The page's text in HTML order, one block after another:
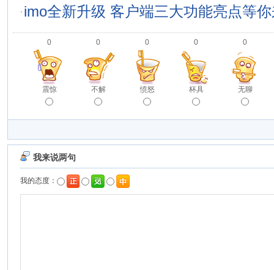
·imo全新升级 客户端三大功能亮点等
0
震惊
0
不解
0
愤怒
0
杯具
0
无聊